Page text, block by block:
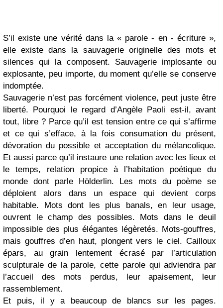
S’il existe une vérité dans la « parole - en - écriture »,
elle existe dans la sauvagerie originelle des mots et
silences qui la composent. Sauvagerie implosante ou
explosante, peu importe, du moment qu’elle se conserve
indomptée.
Sauvagerie n’est pas forcément violence, peut juste être
liberté. Pourquoi le regard d’Angèle Paoli est-il, avant
tout, libre ? Parce qu’il est tension entre ce qui s’affirme
et ce qui s’efface, à la fois consumation du présent,
dévoration du possible et acceptation du mélancolique.
Et aussi parce qu’il instaure une relation avec les lieux et
le temps, relation propice à l’habitation poétique du
monde dont parle Hölderlin. Les mots du poème se
déploient alors dans un espace qui devient corps
habitable. Mots dont les plus banals, en leur usage,
ouvrent le champ des possibles. Mots dans le deuil
impossible des plus élégantes légèretés. Mots-gouffres,
mais gouffres d’en haut, plongent vers le ciel. Cailloux
épars, au grain lentement écrasé par l’articulation
sculpturale de la parole, cette parole qui adviendra par
l’accueil des mots perdus, leur apaisement, leur
rassemblement.
Et puis, il y a beaucoup de blancs sur les pages.